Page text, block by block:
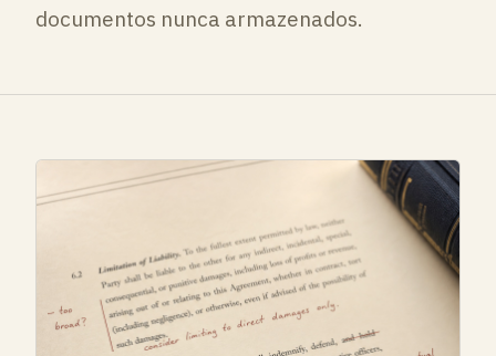
documentos nunca armazenados.